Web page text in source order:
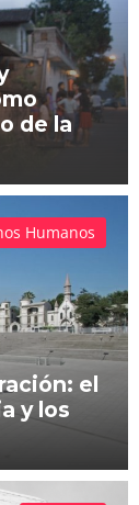
de la
el
y los
Humanos